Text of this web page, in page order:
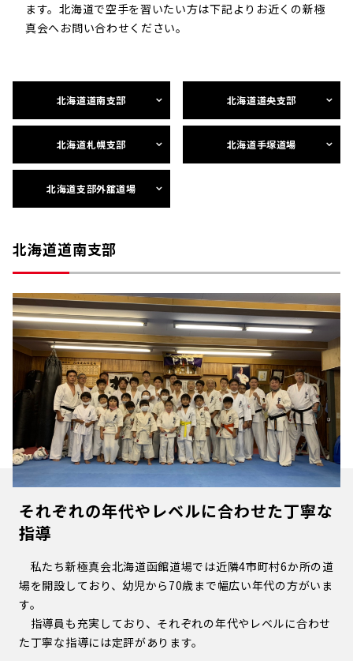
ます。北海道で空手を習いたい方は下記よりお近くの新極
真会へお問い合わせください。
北海道道南支部 北海道道央支部
北海道札幌支部 北海道手塚道場
北海道支部外舘道場
北海道道南支部
それぞれの年代やレベルに合わせた丁寧な
指導
私たち新極真会北海道函館道場では近隣4市町村6か所の道
場を開設しており、幼児から70歳まで幅広い年代の方がいま
す。
指導員も充実しており、それぞれの年代やレベルに合わせ
た丁寧な指導には定評があります。